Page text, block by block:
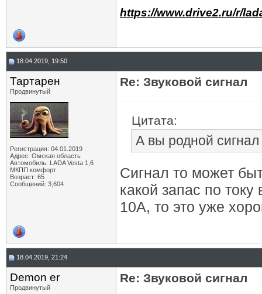
https://www.drive2.ru/r/
18.04.2019, 19:50
Тартарен
Продвинутый
Регистрация: 04.01.2019
Адрес: Омская область
Автомобиль: LADA Vesta 1,6
МКПП комфорт
Возраст: 65
Сообщений: 3,604
Re: Звуковой сигнал
Цитата:
А вы родной
Сигнал то может
какой запас по
10А, то это уже
18.04.2019, 21:24
Demon er
Продвинутый
Re: Звуковой сигнал